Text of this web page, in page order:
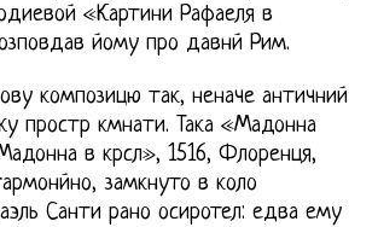
«Картини Рафаеля в
йому про давнй Рим.
композицю так, неначе античний
простр кмнати. Така «Мадонна
в крсл», 1516, Флоренця,
замкнуто в коло
Санти рано осиротел: едва ему